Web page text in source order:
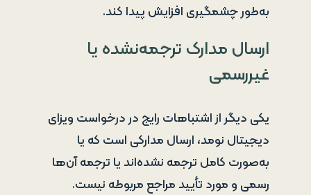
به‌طور چشمگیری افزایش پیدا کند.
ارسال مدارک ترجمه‌نشده یا
غیررسمی
یکی دیگر از اشتباهات رایج در درخواست ویزای
دیجیتال نومد، ارسال مدارکی است که یا
به‌صورت کامل ترجمه نشده‌اند یا ترجمه آن‌ها
رسمی و مورد تأیید مراجع مربوطه نیست.